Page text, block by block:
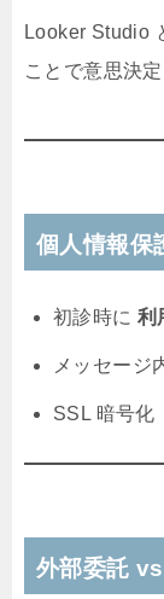
Looker Studio
ことで意思決
個人情報保
初診時に 利
メッセージ
SSL 暗号化
外部委託